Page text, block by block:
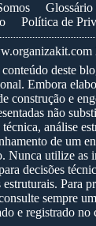
Política de
deste
Embora
construção e
não
análise
de um
Nunca utilize as
decisões
Para
sempre
e registrado no